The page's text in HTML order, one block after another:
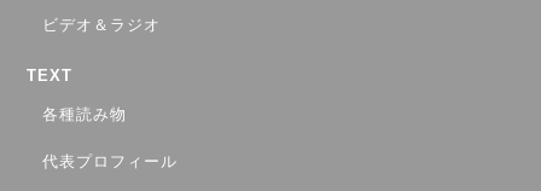
ビデオ＆ラジオ
TEXT
各種読み物
代表プロフィール